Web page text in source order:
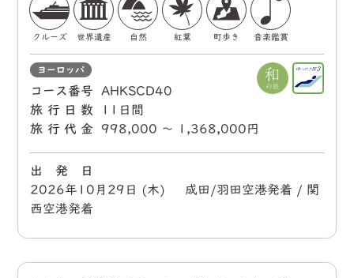
クルーズ 世界遺産 自然 紅葉 町歩き 音楽鑑賞
ヨーロッパ
コース番号
AHKSCD40
旅行日数
11日間
旅行代金
998,000 〜 1,368,000円
出 発 日
2026年10月29日 (木) 成田/羽田空港発着 / 関
西空港発着